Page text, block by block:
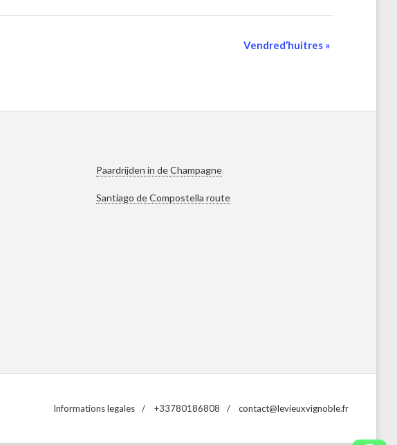
Vendred’huitres »
Paardrijden in de Champagne
Santiago de Compostella route
Informations legales +33780186808 contact@levieuxvignoble.fr